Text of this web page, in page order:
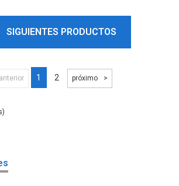
SIGUIENTES PRODUCTOS
anterior 1 2 próximo